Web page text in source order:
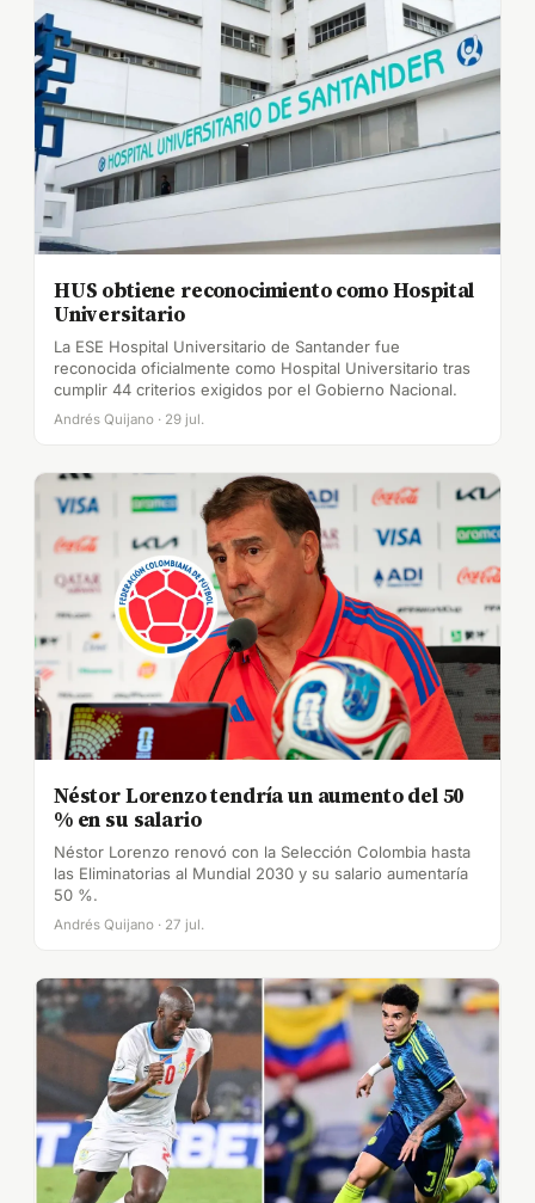
HUS obtiene reconocimiento como Hospital
Universitario
La ESE Hospital Universitario de Santander fue
reconocida oficialmente como Hospital Universitario tras
cumplir 44 criterios exigidos por el Gobierno Nacional.
Andrés Quijano · 29 jul.
Néstor Lorenzo tendría un aumento del 50
% en su salario
Néstor Lorenzo renovó con la Selección Colombia hasta
las Eliminatorias al Mundial 2030 y su salario aumentaría
50 %.
Andrés Quijano · 27 jul.